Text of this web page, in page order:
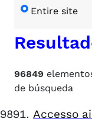
Entire site
96849
de búsqueda
Accesso